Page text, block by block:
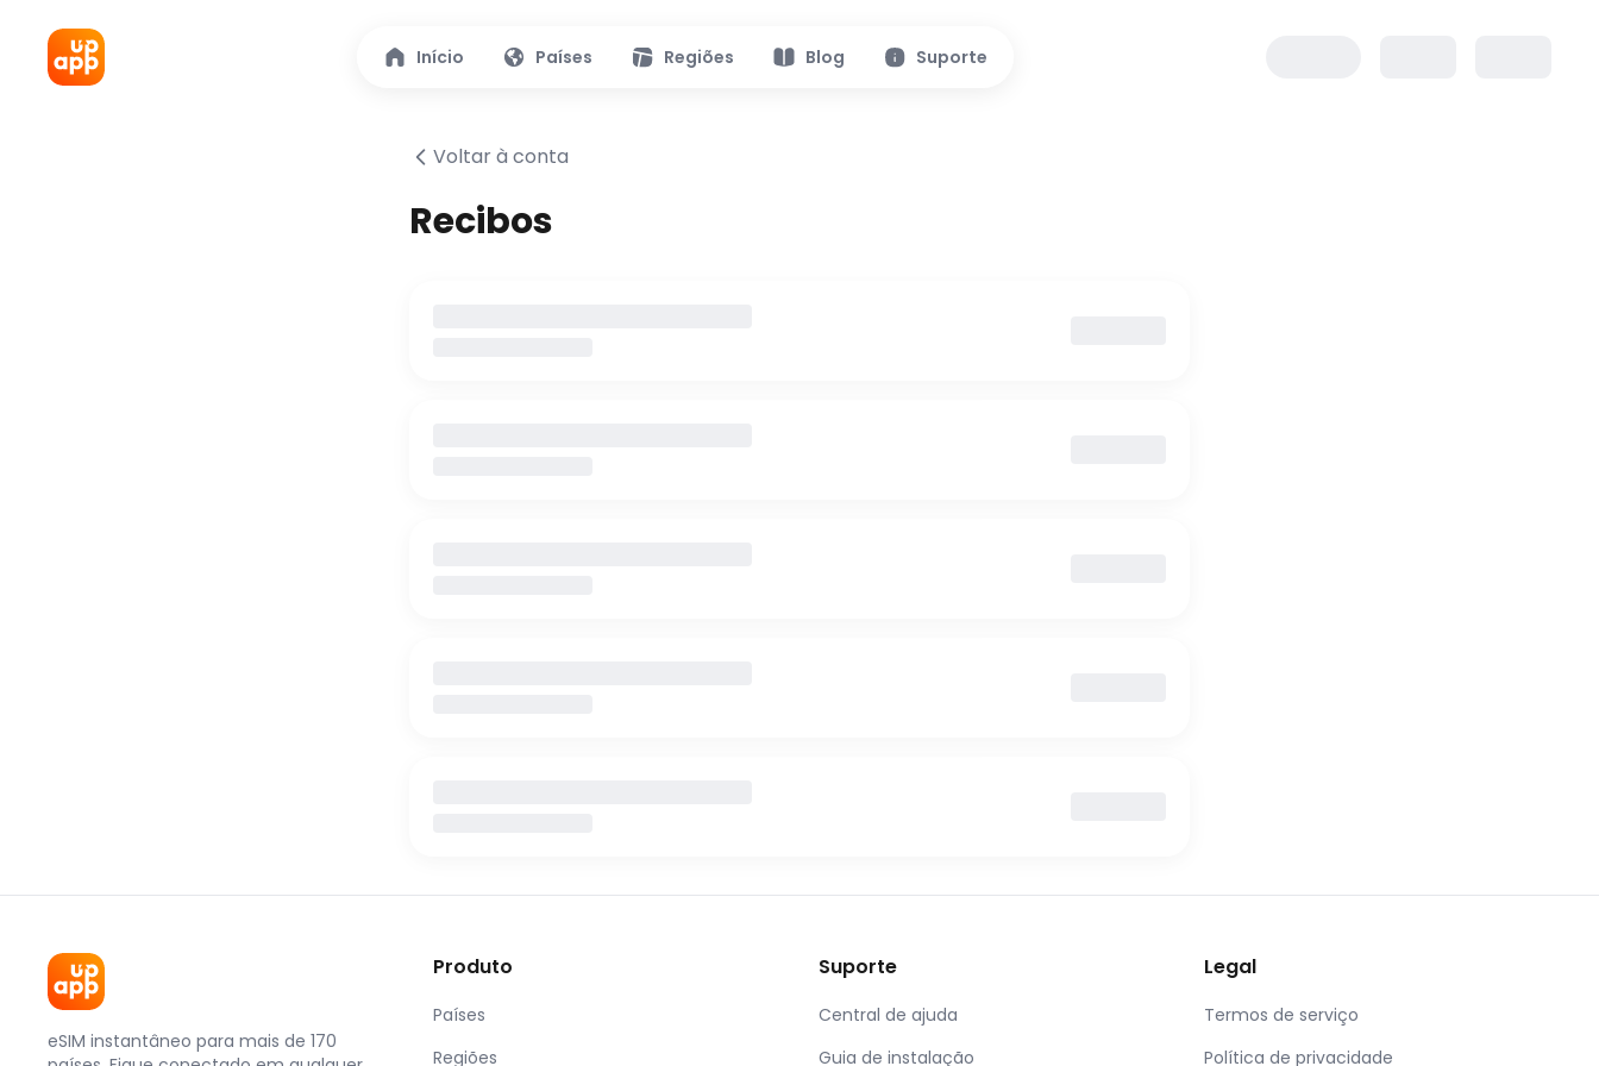
Início Países Regiões Blog Suporte
Voltar à conta
Recibos
eSIM instantâneo para mais de 170
Produto
Países
Regiões
Suporte
Central de ajuda
Guia de instalação
Legal
Termos de serviço
Política de privacidade